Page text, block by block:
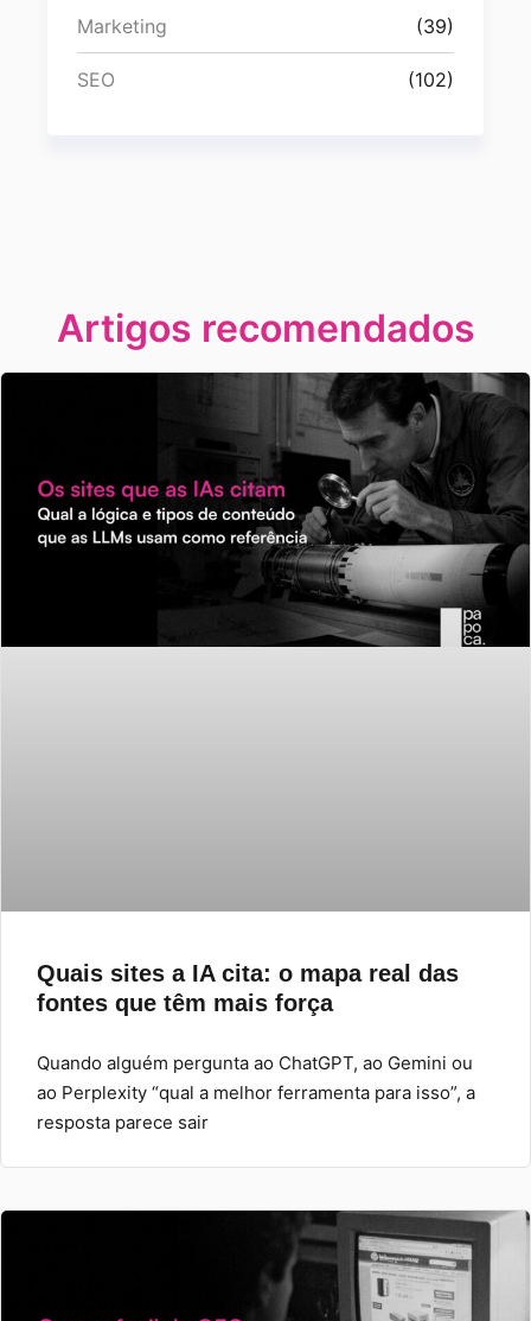
Marketing (39)
SEO (102)
Artigos recomendados
Quais sites a IA cita: o mapa real das
fontes que têm mais força
Quando alguém pergunta ao ChatGPT, ao Gemini ou
ao Perplexity “qual a melhor ferramenta para isso”, a
resposta parece sair